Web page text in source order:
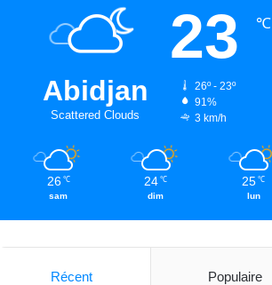
Abidjan
Scattered Clouds
23 ℃
26º - 23º
91%
3 km/h
26 ℃
sam
24 ℃
dim
25 ℃
lun
Récent Populaire